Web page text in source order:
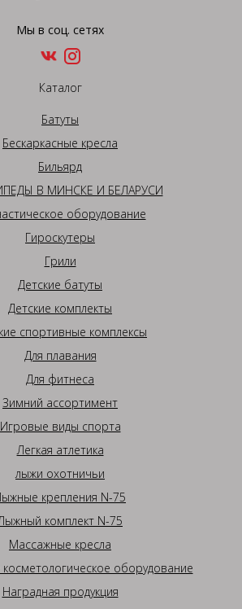
Мы в соц. сетях
Каталог
Батуты
Бескаркасные кресла
Бильярд
В МИНСКЕ И БЕЛАРУСИ
оборудование
Гироскутеры
Грили
Детские батуты
Детские комплекты
спортивные комплексы
Для плавания
Для фитнеса
Зимний ассортимент
Игровые виды спорта
Легкая атлетика
лыжи охотничьи
крепления N-75
комплект N-75
Массажные кресла
оборудование
Наградная продукция